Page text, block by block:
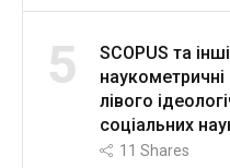
5
SCOPUS та
лівого
соціальних
11 Shares